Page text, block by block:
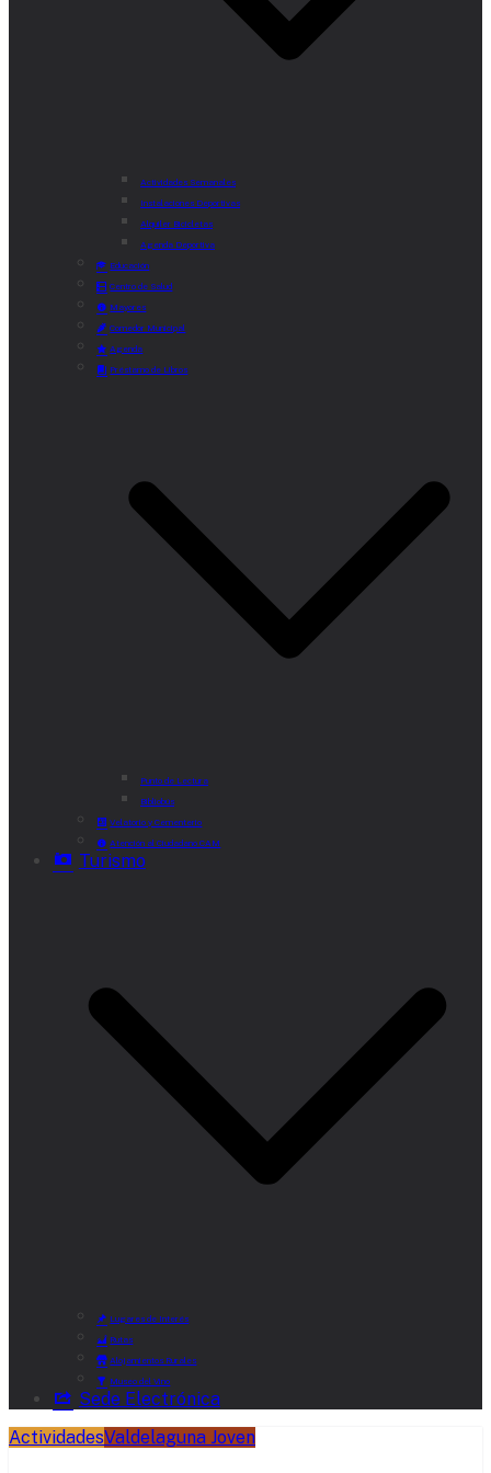
Actividades Semanales
Instalaciones Deportivas
Alquiler Bicicletas
Agenda Deportiva
Educación
Centro de Salud
Mayores
Comedor Municipal
Agenda
Préstamo de Libros
Punto de Lectura
Bibliobús
Velatorio y Cementerio
Atención al Ciudadano CAM
Turismo
Lugares de Interés
Rutas
Alojamientos Rurales
Museo del Vino
Sede Electrónica
ActividadesValdelaguna Joven